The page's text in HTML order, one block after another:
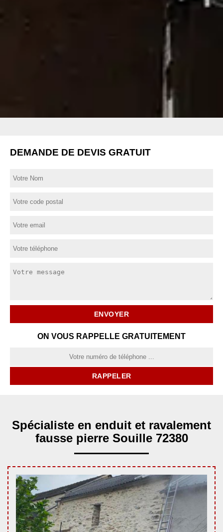
DEMANDE DE DEVIS GRATUIT
ON VOUS RAPPELLE GRATUITEMENT
Spécialiste en enduit et ravalement
fausse pierre Souille 72380